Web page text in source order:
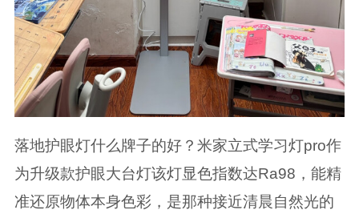
落地护眼灯什么牌子的好？米家立式学习灯pro作
为升级款护眼大台灯该灯显色指数达Ra98，能精
准还原物体本身色彩，是那种接近清晨自然光的